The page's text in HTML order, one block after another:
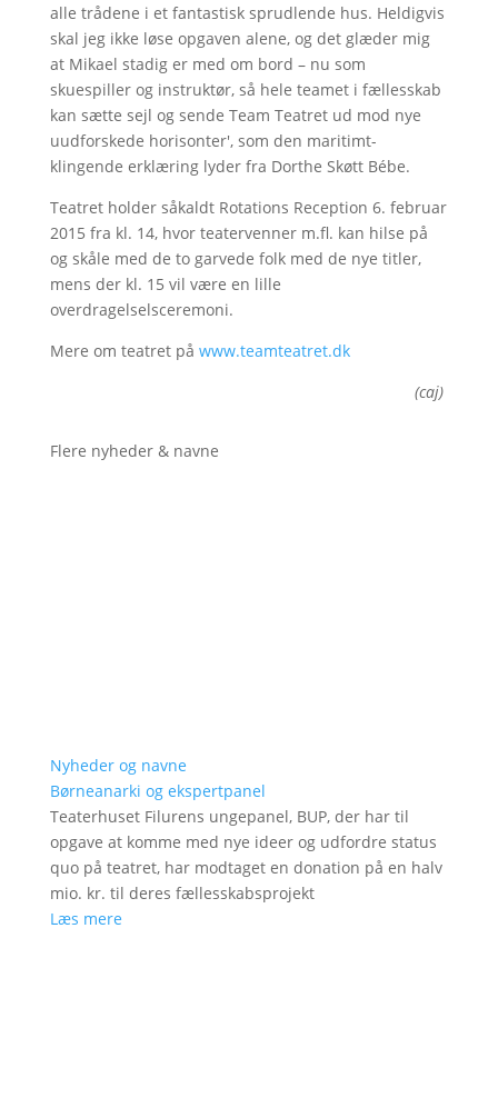
alle trådene i et fantastisk sprudlende hus. Heldigvis
skal jeg ikke løse opgaven alene, og det glæder mig
at Mikael stadig er med om bord – nu som
skuespiller og instruktør, så hele teamet i fællesskab
kan sætte sejl og sende Team Teatret ud mod nye
uudforskede horisonter', som den maritimt-
klingende erklæring lyder fra Dorthe Skøtt Bébe.
Teatret holder såkaldt Rotations Reception 6. februar
2015 fra kl. 14, hvor teatervenner m.fl. kan hilse på
og skåle med de to garvede folk med de nye titler,
mens der kl. 15 vil være en lille
overdragelselsceremoni.
Mere om teatret på www.teamteatret.dk
(caj)
Flere nyheder & navne
Nyheder og navne
Børneanarki og ekspertpanel
Teaterhuset Filurens ungepanel, BUP, der har til
opgave at komme med nye ideer og udfordre status
quo på teatret, har modtaget en donation på en halv
mio. kr. til deres fællesskabsprojekt
Læs mere